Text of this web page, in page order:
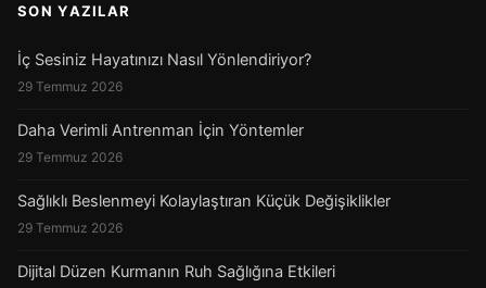
SON YAZILAR
İç Sesiniz Hayatınızı Nasıl Yönlendiriyor?
29 Temmuz 2026
Daha Verimli Antrenman İçin Yöntemler
29 Temmuz 2026
Sağlıklı Beslenmeyi Kolaylaştıran Küçük Değişiklikler
29 Temmuz 2026
Dijital Düzen Kurmanın Ruh Sağlığına Etkileri